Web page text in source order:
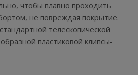
чтобы плавно проходить
не повреждая покрытие.
телескопической
пластиковой клипсы-